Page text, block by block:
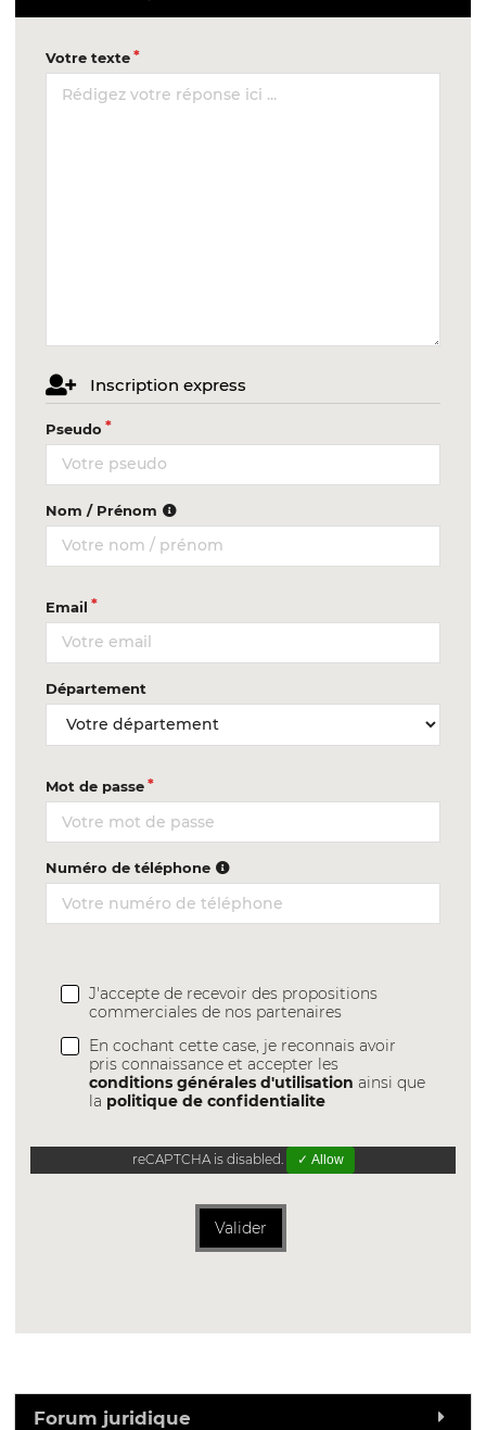
Votre texte
Inscription express
Pseudo
Nom / Prénom
Email
Département
Mot de passe
Numéro de téléphone
J'accepte de recevoir des propositions
commerciales de nos partenaires
En cochant cette case, je reconnais avoir
pris connaissance et accepter les
conditions générales d'utilisation ainsi que
la politique de confidentialite
reCAPTCHA is disabled. ✓ Allow
Valider
Forum juridique